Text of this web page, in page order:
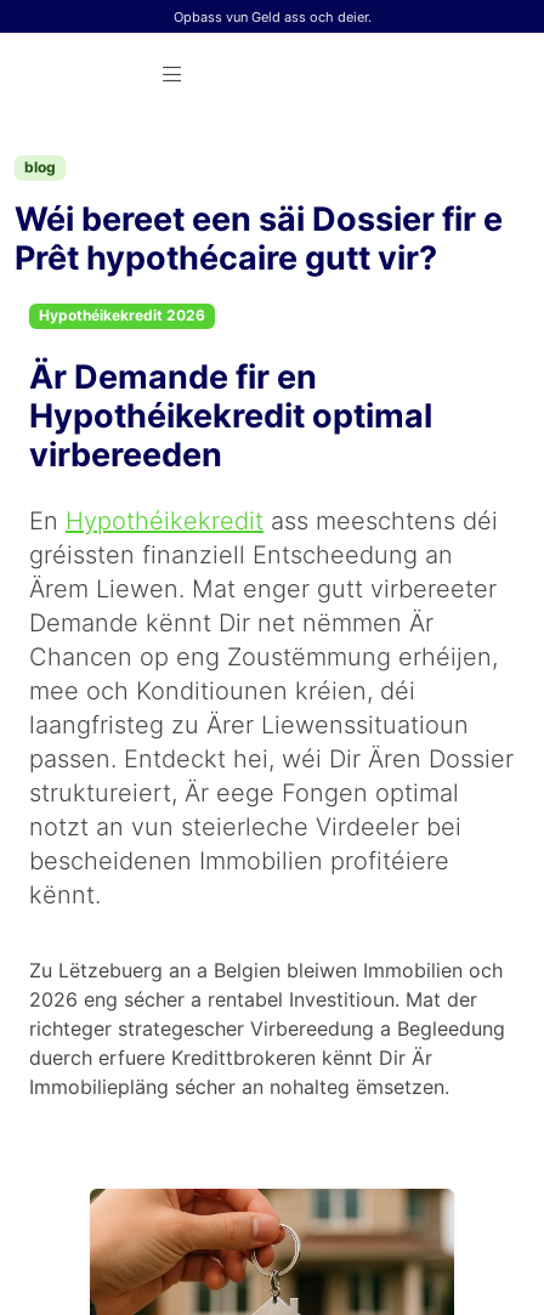
Opbass vun Geld ass och deier.
blog
Wéi bereet een säi Dossier fir e
Prêt hypothécaire gutt vir?
Hypothéikekredit 2026
Är Demande fir en
Hypothéikekredit optimal
virbereeden
En Hypothéikekredit ass meeschtens déi
gréissten finanziell Entscheedung an
Ärem Liewen. Mat enger gutt virbereeter
Demande kënnt Dir net nëmmen Är
Chancen op eng Zoustëmmung erhéijen,
mee och Konditiounen kréien, déi
laangfristeg zu Ärer Liewenssituatioun
passen. Entdeckt hei, wéi Dir Ären Dossier
struktureiert, Är eege Fongen optimal
notzt an vun steierleche Virdeeler bei
bescheidenen Immobilien profitéiere
kënnt.
Zu Lëtzebuerg an a Belgien bleiwen Immobilien och
2026 eng sécher a rentabel Investitioun. Mat der
richteger strategescher Virbereedung a Begleedung
duerch erfuere Kredittbrokeren kënnt Dir Är
Immobiliepläng sécher an nohalteg ëmsetzen.